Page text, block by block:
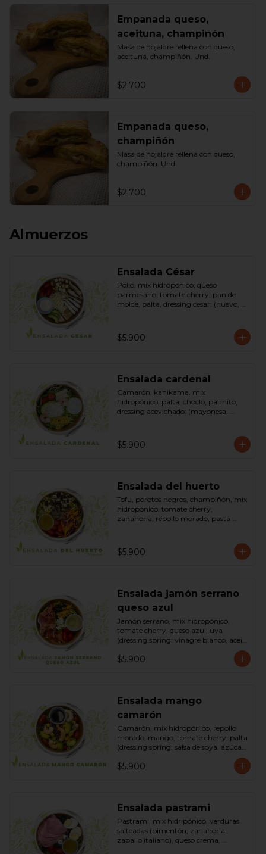
Empanada queso,
aceituna, champiñón
Masa de hojaldre rellena con queso,
aceituna, champiñón. Und.
$2.700
Empanada queso,
champiñón
Masa de hojaldre rellena con queso,
champiñón. Und.
$2.700
Almuerzos
Ensalada César
Pollo, mix hidropónico, queso
parmesano, tomate cherry, pan de
molde, palta, dressing cesar: (huevo,
$5.900
Ensalada cardenal
Camarón, kanikama, mix
hidropónico, palta, choclo, palmito,
dressing acevichado: (mayonesa,
$5.900
Ensalada del huerto
Tofu, porotos negros, champiñón, mix
hidropónico, tomate cherry,
zanahoria, repollo morado, pasta
dressing: vinagreta, mostaza (vinagre
blanco, mostaza, azúcar). Bowl.
$5.900
Ensalada jamón serrano
queso azul
Jamón serrano, mix hidropónico,
tomate cherry, queso azul, uva
(dressing spring: vinagre blanco, aceite
$5.900
Ensalada mango
camarón
Camarón, mix hidropónico, repollo
morado, mango, tomate cherry, palta
(dressing spring: salsa de soya, azúcar,
$5.900
Ensalada pastrami
Pastrami, mix hidripónico, verduras
salteadas (pimentón, zanahoria,
zapallo italiano), queso crema,